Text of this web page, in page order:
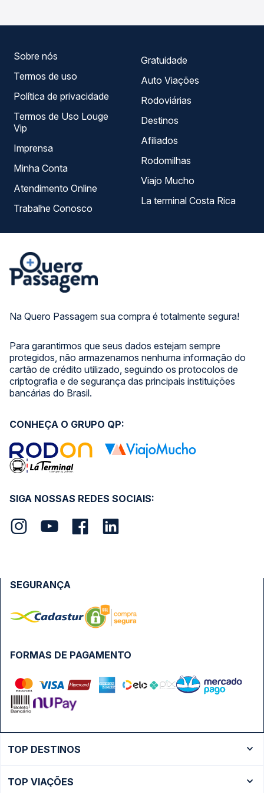
Na Quero Passagem sua compra é totalmente segura!
Para garantirmos que seus dados estejam sempre
protegidos, não armazenamos nenhuma informação do
cartão de crédito utilizado, seguindo os protocolos de
criptografia e de segurança das principais instituições
bancárias do Brasil.
Sobre nós
Termos de uso
Política de privacidade
Termos de Uso Louge
Vip
Imprensa
Minha Conta
Atendimento Online
Trabalhe Conosco
Gratuidade
Auto Viações
Rodoviárias
Destinos
Afiliados
Rodomilhas
Viajo Mucho
La terminal Costa Rica
SIGA NOSSAS REDES SOCIAIS:
CONHEÇA O GRUPO QP:
FORMAS DE PAGAMENTO
SEGURANÇA
TOP DESTINOS
Ônibus São Paulo
TOP VIAÇÕES